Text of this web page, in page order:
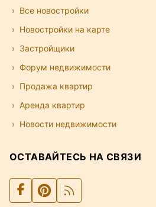
Все новостройки
Новостройки на карте
Застройщики
Форум недвижимости
Продажа квартир
Аренда квартир
Новости недвижимости
ОСТАВАЙТЕСЬ НА СВЯЗИ